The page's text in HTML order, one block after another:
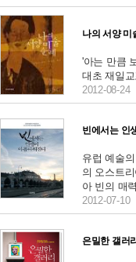
나의 서양 미
'아는 만큼
대초 재일
2012-08-24
빈에서는 인
유럽 예술
의 오스트
아 빈의 매
2012-07-10
은밀한 갤러